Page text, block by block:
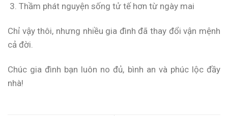
Thầm phát nguyện sống tử tế hơn từ ngày mai
Chỉ vậy thôi, nhưng nhiều gia đình đã thay đổi vận mệnh
cả đời.
Chúc gia đình bạn luôn no đủ, bình an và phúc lộc đầy
nhà!